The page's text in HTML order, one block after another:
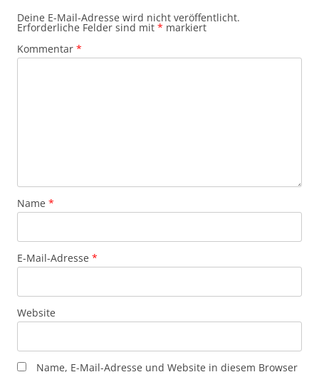
Deine E-Mail-Adresse wird nicht veröffentlicht.
Erforderliche Felder sind mit * markiert
Kommentar *
Name *
E-Mail-Adresse *
Website
Name, E-Mail-Adresse und Website in diesem Browser